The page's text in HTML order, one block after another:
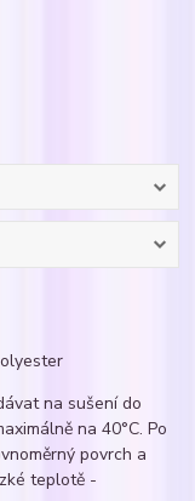
na sušení do
na 40°C. Po
povrch a
teplotě -